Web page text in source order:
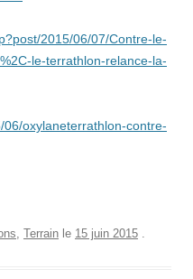
2015/06/07/Contre-le-
le-terrathlon-relance-la-
oxylaneterrathlon-contre-
, Terrain le 15 juin 2015 .